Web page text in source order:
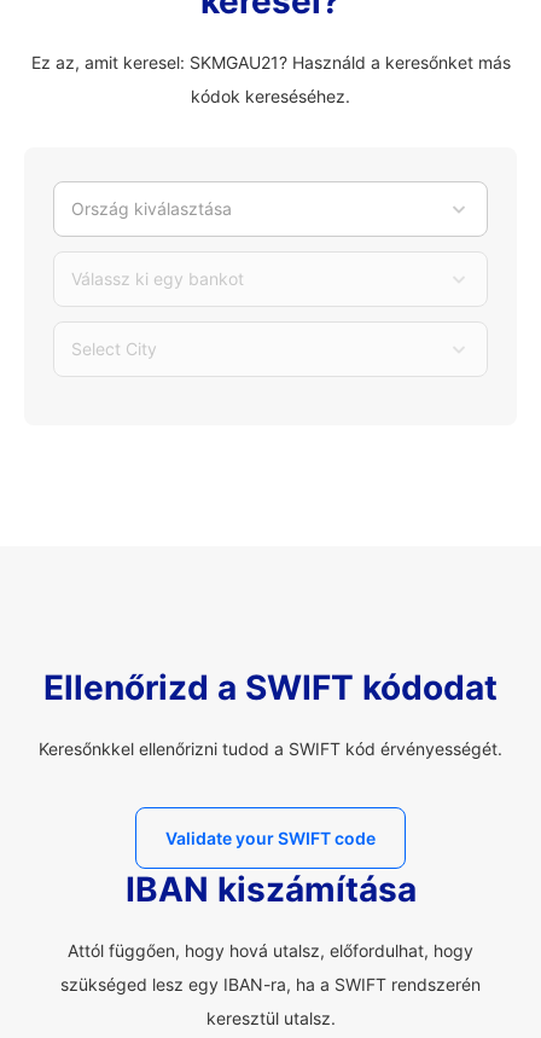
Ez az, amit keresel: SKMGAU21? Használd a keresőnket más
kódok kereséséhez.
Ország kiválasztása
Válassz ki egy bankot
Select City
Ellenőrizd a SWIFT kódodat
Keresőnkkel ellenőrizni tudod a SWIFT kód érvényességét.
Validate your SWIFT code
IBAN kiszámítása
Attól függően, hogy hová utalsz, előfordulhat, hogy
szükséged lesz egy IBAN-ra, ha a SWIFT rendszerén
keresztül utalsz.